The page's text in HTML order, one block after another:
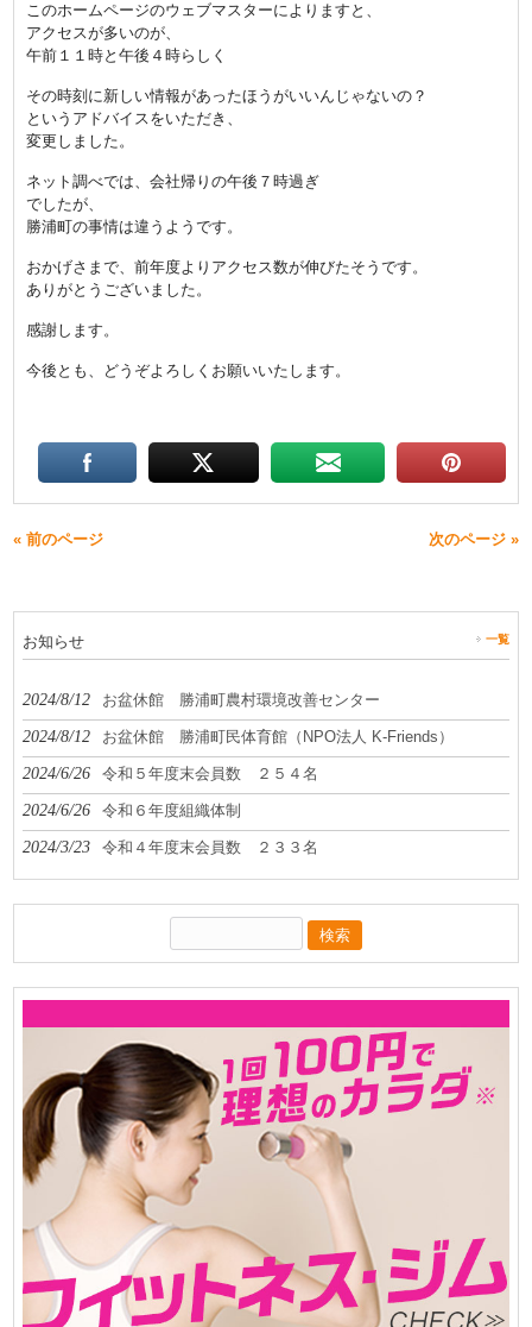
このホームページのウェブマスターによりますと、
アクセスが多いのが、
午前１１時と午後４時らしく
その時刻に新しい情報があったほうがいいんじゃないの？
というアドバイスをいただき、
変更しました。
ネット調べでは、会社帰りの午後７時過ぎ
でしたが、
勝浦町の事情は違うようです。
おかげさまで、前年度よりアクセス数が伸びたそうです。
ありがとうございました。
感謝します。
今後とも、どうぞよろしくお願いいたします。
« 前のページ 次のページ »
お知らせ 一覧
2024/8/12 お盆休館 勝浦町農村環境改善センター
2024/8/12 お盆休館 勝浦町民体育館（NPO法人 K-Friends）
2024/6/26 令和５年度末会員数 ２５４名
2024/6/26 令和６年度組織体制
2024/3/23 令和４年度末会員数 ２３３名
索: